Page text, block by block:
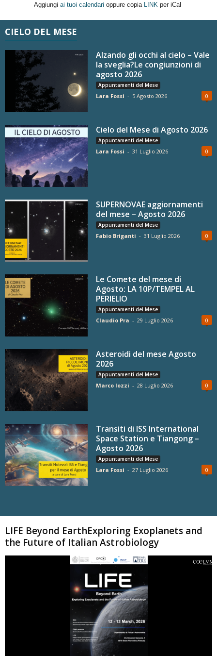
Aggiungi ai tuoi calendari oppure copia LINK per iCal
CIELO DEL MESE
Alzando gli occhi al cielo – Vale
la sveglia?Le congiunzioni di
agosto 2026
Appuntamenti del Mese
Lara Fossi - 5 Agosto 2026 0
Cielo del Mese di Agosto 2026
Appuntamenti del Mese
Lara Fossi - 31 Luglio 2026 0
SUPERNOVAE aggiornamenti
del mese – Agosto 2026
Appuntamenti del Mese
Fabio Briganti - 31 Luglio 2026 0
Le Comete del mese di
Agosto: LA 10P/TEMPEL AL
PERIELIO
Appuntamenti del Mese
Claudio Pra - 29 Luglio 2026 0
Asteroidi del mese Agosto
2026
Appuntamenti del Mese
Marco Iozzi - 28 Luglio 2026 0
Transiti di ISS International
Space Station e Tiangong –
Agosto 2026
Appuntamenti del Mese
Lara Fossi - 27 Luglio 2026 0
LIFE Beyond EarthExploring Exoplanets and
the Future of Italian Astrobiology